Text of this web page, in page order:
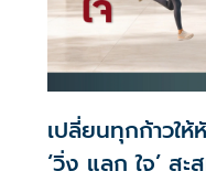
เปลี่ยนทุกก้าวใ
‘วิ่ง แลก ใจ’ สะ